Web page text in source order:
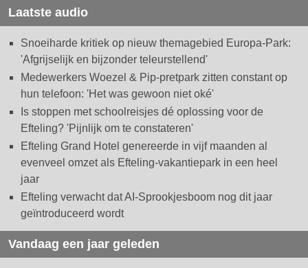
Laatste audio
Snoeiharde kritiek op nieuw themagebied Europa-Park:
'Afgrijselijk en bijzonder teleurstellend'
Medewerkers Woezel & Pip-pretpark zitten constant op
hun telefoon: 'Het was gewoon niet oké'
Is stoppen met schoolreisjes dé oplossing voor de
Efteling? 'Pijnlijk om te constateren'
Efteling Grand Hotel genereerde in vijf maanden al
evenveel omzet als Efteling-vakantiepark in een heel
jaar
Efteling verwacht dat AI-Sprookjesboom nog dit jaar
geïntroduceerd wordt
Vandaag een jaar geleden